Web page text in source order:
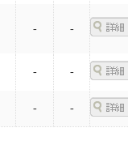
- -
- -
- -